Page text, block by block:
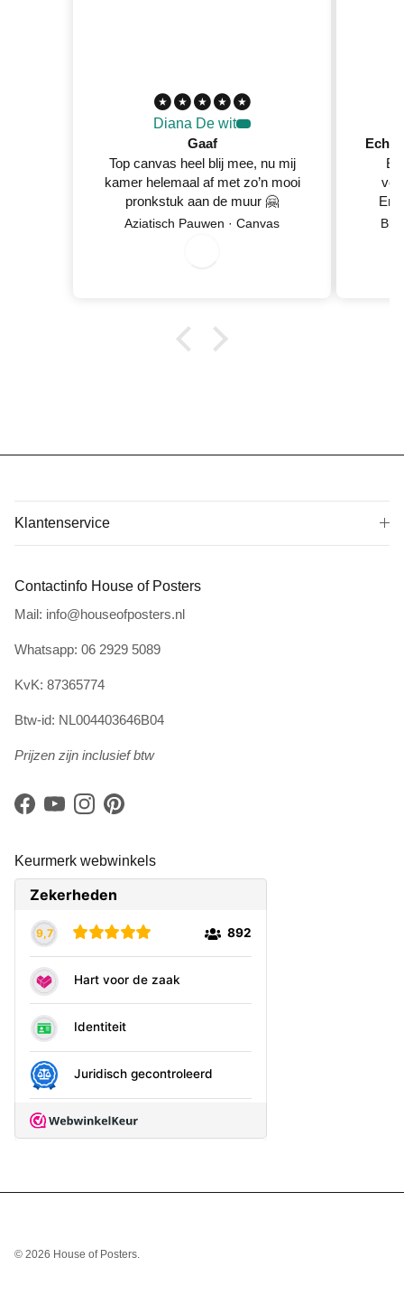
Diana De wit
Gaaf
Top canvas heel blij mee, nu mij
kamer helemaal af met zo’n mooi
pronkstuk aan de muur 🤗
Aziatisch Pauwen · Canvas
En
Klantenservice
Contactinfo House of Posters
Mail: info@houseofposters.nl
Whatsapp: 06 2929 5089
KvK: 87365774
Btw-id: NL004403646B04
Prijzen zijn inclusief btw
Facebook
YouTubeInstagramPinterest
Keurmerk webwinkels
© 2026 House of Posters.